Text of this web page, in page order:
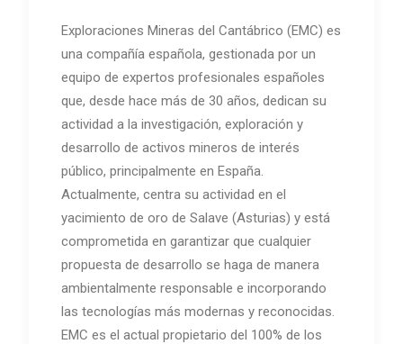
Exploraciones Mineras del Cantábrico (EMC) es
una compañía española, gestionada por un
equipo de expertos profesionales españoles
que, desde hace más de 30 años, dedican su
actividad a la investigación, exploración y
desarrollo de activos mineros de interés
público, principalmente en España.
Actualmente, centra su actividad en el
yacimiento de oro de Salave (Asturias) y está
comprometida en garantizar que cualquier
propuesta de desarrollo se haga de manera
ambientalmente responsable e incorporando
las tecnologías más modernas y reconocidas.
EMC es el actual propietario del 100% de los